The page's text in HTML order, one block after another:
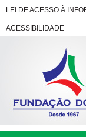
LEI DE ACESSO À
ACESSIBILIDADE